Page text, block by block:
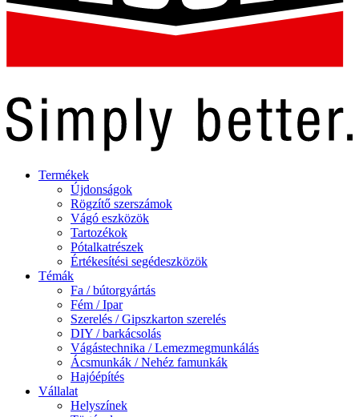
Termékek
Újdonságok
Rögzítő szerszámok
Vágó eszközök
Tartozékok
Pótalkatrészek
Értékesítési segédeszközök
Témák
Fa / bútorgyártás
Fém / Ipar
Szerelés / Gipszkarton szerelés
DIY / barkácsolás
Vágástechnika / Lemezmegmunkálás
Ácsmunkák / Nehéz famunkák
Hajóépítés
Vállalat
Helyszínek